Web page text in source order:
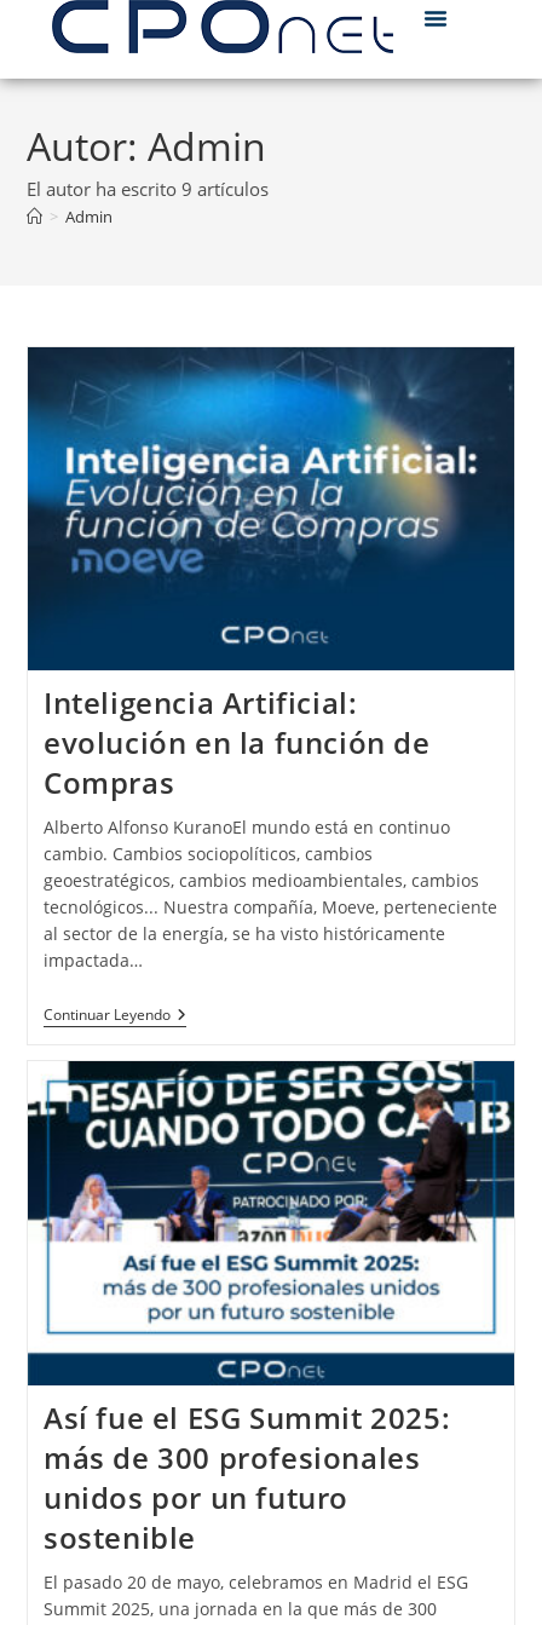
Autor:Admin
El autor ha escrito 9 artículos
> Admin
Inteligencia Artificial:
evolución en la función de
Compras
Alberto Alfonso KuranoEl mundo está en continuo
cambio. Cambios sociopolíticos, cambios
geoestratégicos, cambios medioambientales, cambios
tecnológicos... Nuestra compañía, Moeve, perteneciente
al sector de la energía, se ha visto históricamente
impactada…
Continuar Leyendo
Así fue el ESG Summit 2025:
más de 300 profesionales
unidos por un futuro
sostenible
El pasado 20 de mayo, celebramos en Madrid el ESG
Summit 2025, una jornada en la que más de 300